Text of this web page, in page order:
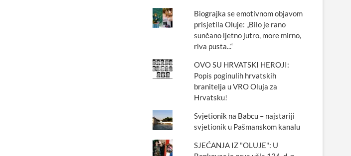
Biograjka se emotivnom objavom
prisjetila Oluje: „Bilo je rano
sunčano ljetno jutro, more mirno,
riva pusta...“
OVO SU HRVATSKI HEROJI:
Popis poginulih hrvatskih
branitelja u VRO Oluja za
Hrvatsku!
Svjetionik na Babcu – najstariji
svjetionik u Pašmanskom kanalu
SJEĆANJA IZ "OLUJE": U